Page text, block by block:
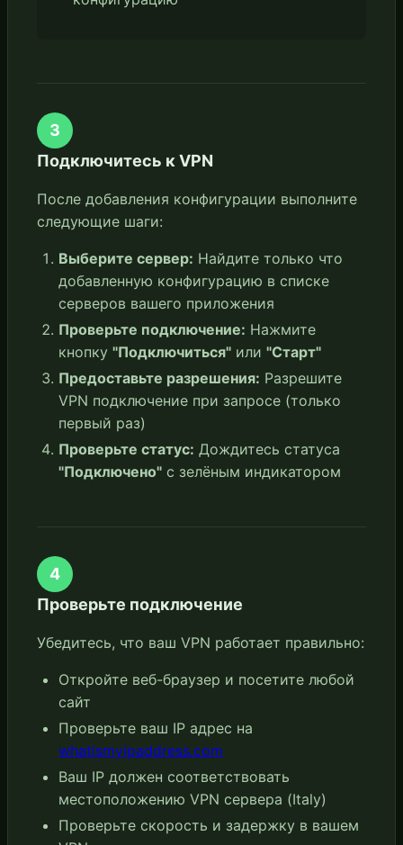
3
Подключитесь к VPN
После добавления конфигурации выполните
следующие шаги:
Выберите сервер: Найдите только что
добавленную конфигурацию в списке
серверов вашего приложения
Проверьте подключение: Нажмите
кнопку "Подключиться" или "Старт"
Предоставьте разрешения: Разрешите
VPN подключение при запросе (только
первый раз)
Проверьте статус: Дождитесь статуса
"Подключено" с зелёным индикатором
4
Проверьте подключение
Убедитесь, что ваш VPN работает правильно:
Откройте веб-браузер и посетите любой
сайт
Проверьте ваш IP адрес на
whatismyipaddress.com
Ваш IP должен соответствовать
местоположению VPN сервера (Italy)
Проверьте скорость и задержку в вашем